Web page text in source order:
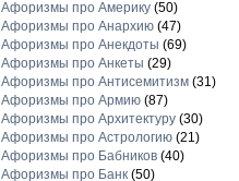
Афоризмы про Америку(50)
Афоризмы про Анархию(47)
Афоризмы про Анекдоты (69)
Афоризмы про Анкеты (29)
Афоризмы про Антисемитизм(31)
Афоризмы про Армию(87)
Афоризмы про Архитектуру(30)
Афоризмы про Астрологию(21)
Афоризмы про Бабников(40)
Афоризмы про Банк(50)